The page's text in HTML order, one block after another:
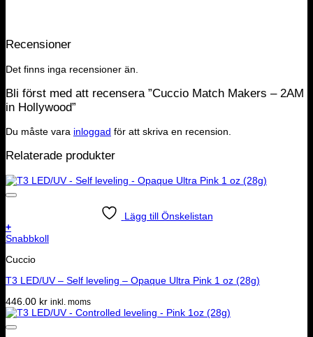
Recensioner
Det finns inga recensioner än.
Bli först med att recensera ”Cuccio Match Makers – 2AM
in Hollywood”
Du måste vara inloggad för att skriva en recension.
Relaterade produkter
Lägg till Önskelistan
+
Snabbkoll
Cuccio
T3 LED/UV – Self leveling – Opaque Ultra Pink 1 oz (28g)
446.00 kr inkl. moms